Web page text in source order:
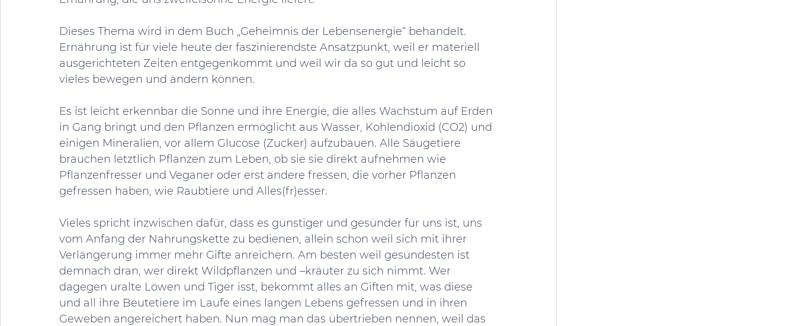
Dieses Thema wird in dem Buch „Geheimnis der Lebensenergie“ behandelt.
Ernährung ist für viele heute der faszinierendste Ansatzpunkt, weil er materiell
ausgerichteten Zeiten entgegenkommt und weil wir da so gut und leicht so
vieles bewegen und ändern können.
Es ist leicht erkennbar die Sonne und ihre Energie, die alles Wachstum auf Erden
in Gang bringt und den Pflanzen ermöglicht aus Wasser, Kohlendioxid (CO2) und
einigen Mineralien, vor allem Glucose (Zucker) aufzubauen. Alle Säugetiere
brauchen letztlich Pflanzen zum Leben, ob sie sie direkt aufnehmen wie
Pflanzenfresser und Veganer oder erst andere fressen, die vorher Pflanzen
gefressen haben, wie Raubtiere und Alles(fr)esser.
Vieles spricht inzwischen dafür, dass es günstiger und gesünder für uns ist, uns
vom Anfang der Nahrungskette zu bedienen, allein schon weil sich mit ihrer
Verlängerung immer mehr Gifte anreichern. Am besten weil gesündesten ist
demnach dran, wer direkt Wildpflanzen und –kräuter zu sich nimmt. Wer
dagegen uralte Löwen und Tiger isst, bekommt alles an Giften mit, was diese
und all ihre Beutetiere im Laufe eines langen Lebens gefressen und in ihren
Geweben angereichert haben. Nun mag man das übertrieben nennen, weil das